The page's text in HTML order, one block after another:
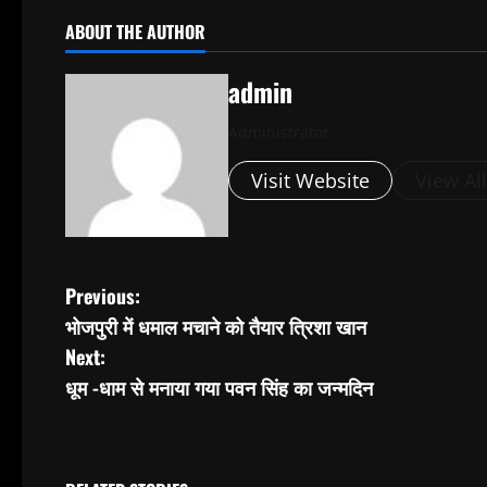
ABOUT THE AUTHOR
admin
Visit Website
P
o
s
Previous:
भोजपुरी में धमाल मचाने को तैयार त्रिशा खान
Next:
धूम -धाम से मनाया गया पवन सिंह का जन्मदिन